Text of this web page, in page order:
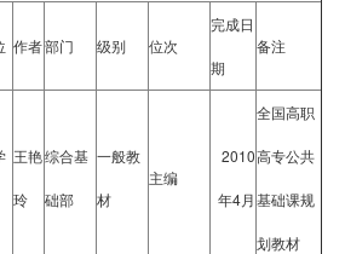
作者部门 级别 位次
完成日
期
备注
王艳
玲
综合基
础部
一般教
材
主编
2010
年4月
全国高职
高专公共
基础课规
划教材